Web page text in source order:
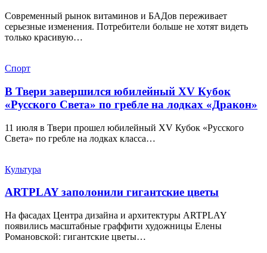
Современный рынок витаминов и БАДов переживает
серьезные изменения. Потребители больше не хотят видеть
только красивую…
Спорт
В Твери завершился юбилейный XV Кубок
«Русского Света» по гребле на лодках «Дракон»
11 июля в Твери прошел юбилейный XV Кубок «Русского
Света» по гребле на лодках класса…
Культура
ARTPLAY заполонили гигантские цветы
На фасадах Центра дизайна и архитектуры ARTPLAY
появились масштабные граффити художницы Елены
Романовской: гигантские цветы…